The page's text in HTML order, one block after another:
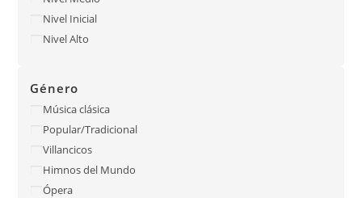
Nivel Inicial
Nivel Alto
Género
Música clásica
Popular/Tradicional
Villancicos
Himnos del Mundo
Ópera